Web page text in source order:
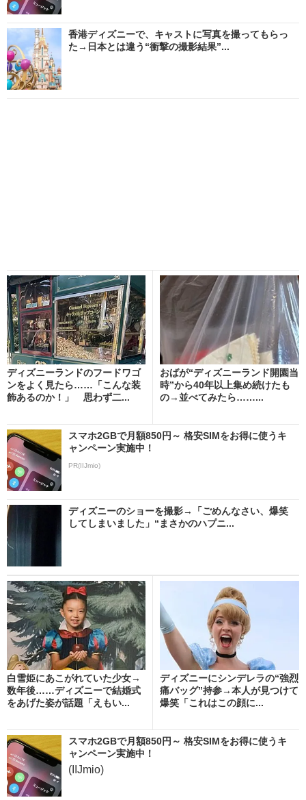
香港ディズニーで、キャストに写真を撮ってもらっ
た→日本とは違う“衝撃の撮影結果”...
ディズニーランドのフードワゴ
ンをよく見たら……「こんな装
飾あるのか！」 思わず二...
おばが“ディズニーランド開園当
時”から40年以上集め続けたも
の→並べてみたら……...
スマホ2GBで月額850円～ 格安SIMをお得に使うキ
ャンペーン実施中！
PR(IIJmio)
ディズニーのショーを撮影→「ごめんなさい、爆笑
してしまいました」“まさかのハプニ...
白雪姫にあこがれていた少女→
数年後……ディズニーで結婚式
をあげた姿が話題「えもい...
ディズニーにシンデレラの“強烈
痛バッグ”持参→本人が見つけて
爆笑「これはこの顔に...
スマホ2GBで月額850円～ 格安SIMをお得に使うキ
ャンペーン実施中！
(IIJmio)